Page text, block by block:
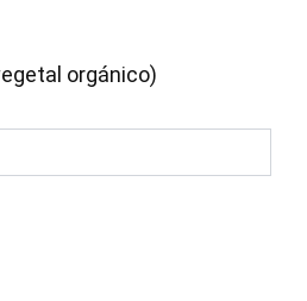
orgánico)